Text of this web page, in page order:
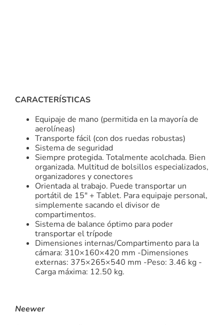
CARACTERÍSTICAS
Equipaje de mano (permitida en la mayoría de
aerolíneas)
Transporte fácil (con dos ruedas robustas)
Sistema de seguridad
Siempre protegida. Totalmente acolchada. Bien
organizada. Multitud de bolsillos especializados,
organizadores y conectores
Orientada al trabajo. Puede transportar un
portátil de 15″ + Tablet. Para equipaje personal,
simplemente sacando el divisor de
compartimentos.
Sistema de balance óptimo para poder
transportar el trípode
Dimensiones internas/Compartimento para la
cámara: 310×160×420 mm -Dimensiones
externas: 375×265×540 mm -Peso: 3.46 kg -
Carga máxima: 12.50 kg.
Neewer